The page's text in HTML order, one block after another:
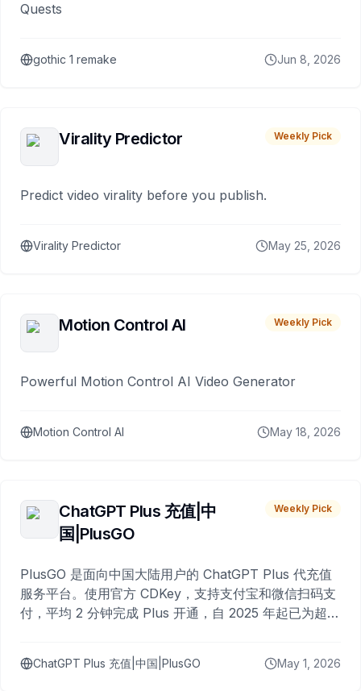
Quests
gothic 1 remake Jun 8, 2026
Virality Predictor Weekly Pick
Predict video virality before you publish.
Virality Predictor May 25, 2026
Motion Control AI Weekly Pick
Powerful Motion Control AI Video Generator
Motion Control AI May 18, 2026
ChatGPT Plus 充值|中
国|PlusGO
Weekly Pick
PlusGO 是面向中国大陆用户的 ChatGPT Plus 代充值
服务平台。使用官方 CDKey，支持支付宝和微信扫码支
付，平均 2 分钟完成 Plus 开通，自 2025 年起已为超过
ChatGPT Plus 充值|中国|PlusGO May 1, 2026